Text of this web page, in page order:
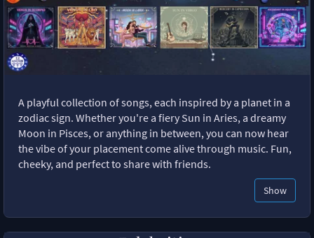
A playful collection of songs, each inspired by a planet in a
zodiac sign. Whether you're a fiery Sun in Aries, a dreamy
Moon in Pisces, or anything in between, you can now hear
the vibe of your placement come alive through music. Fun,
cheeky, and perfect to share with friends.
Show